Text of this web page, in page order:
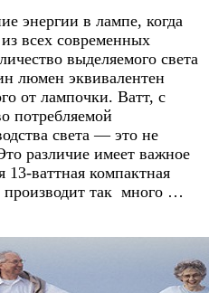
энергии в лампе, когда
всех современных
выделяемого света
люмен эквивалентен
от лампочки. Ватт, с
потребляемой
света — это не
различие имеет важное
13-ваттная компактная
так много …